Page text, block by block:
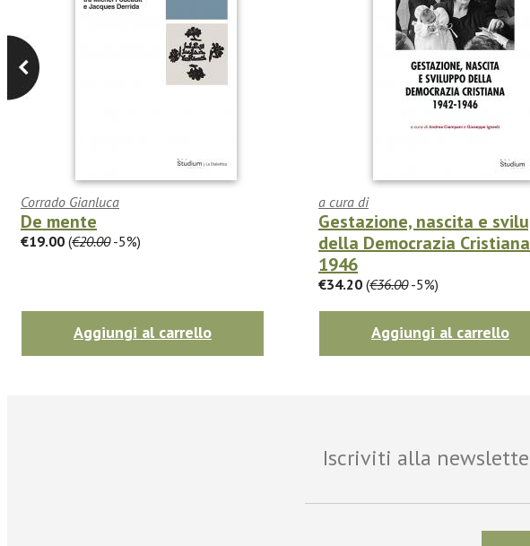
Corrado Gianluca
De mente
€19.00 (€20.00-5%)
Aggiungi al carrello
a cura di
Gestazione, nascita e
della Democrazia
1946
€34.20 (€36.00-5%)
Aggiungi al carrello
Iscriviti alla